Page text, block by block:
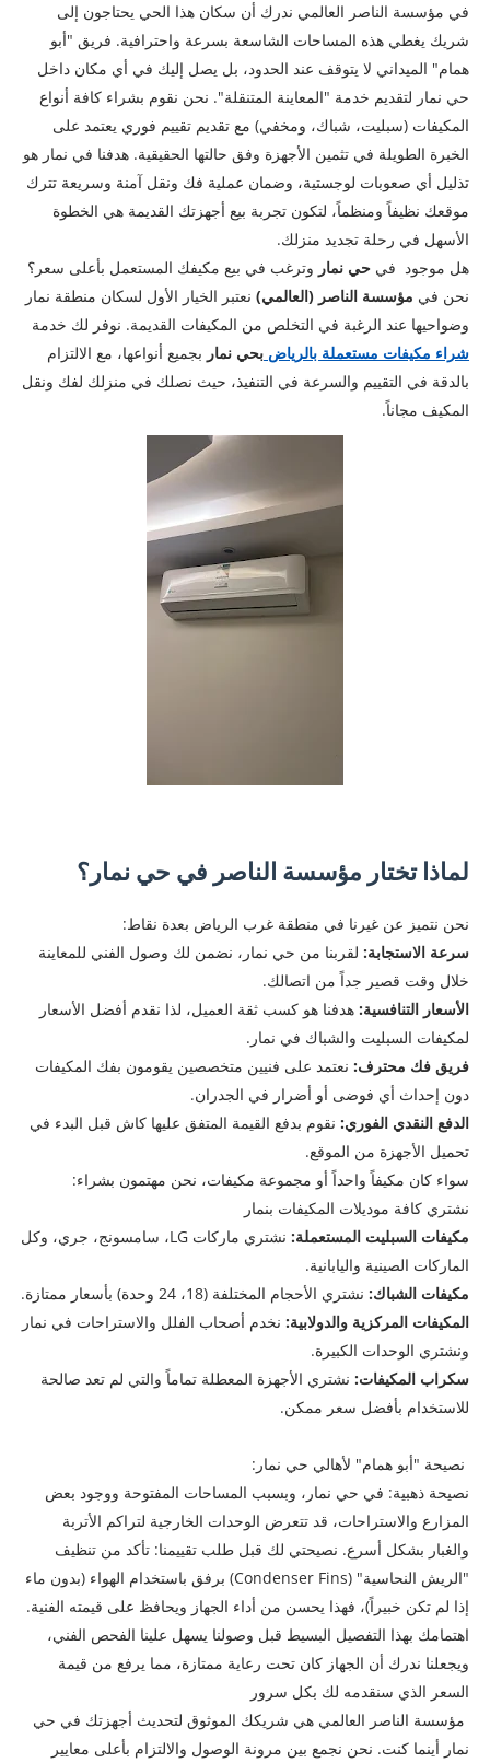
في مؤسسة الناصر العالمي ندرك أن سكان هذا الحي يحتاجون إلى
شريك يغطي هذه المساحات الشاسعة بسرعة واحترافية. فريق "أبو
همام" الميداني لا يتوقف عند الحدود، بل يصل إليك في أي مكان داخل
حي نمار لتقديم خدمة "المعاينة المتنقلة". نحن نقوم بشراء كافة أنواع
المكيفات (سبليت، شباك، ومخفي) مع تقديم تقييم فوري يعتمد على
الخبرة الطويلة في تثمين الأجهزة وفق حالتها الحقيقية. هدفنا في نمار هو
تذليل أي صعوبات لوجستية، وضمان عملية فك ونقل آمنة وسريعة تترك
موقعك نظيفاً ومنظماً، لتكون تجربة بيع أجهزتك القديمة هي الخطوة
الأسهل في رحلة تجديد منزلك.
هل موجود في حي نمار وترغب في بيع مكيفك المستعمل بأعلى سعر؟
نحن في مؤسسة الناصر (العالمي)نعتبر الخيار الأول لسكان منطقة نمار
وضواحيها عند الرغبة في التخلص من المكيفات القديمة. نوفر لك خدمة
شراء مكيفات مستعملة بالرياض بحي نمار بجميع أنواعها، مع الالتزام
بالدقة في التقييم والسرعة في التنفيذ، حيث نصلك في منزلك لفك ونقل
المكيف مجاناً.
لماذا تختار مؤسسة الناصر في حي نمار؟
نحن نتميز عن غيرنا في منطقة غرب الرياض بعدة نقاط:
سرعة الاستجابة:لقربنا من حي نمار، نضمن لك وصول الفني للمعاينة
خلال وقت قصير جداً من اتصالك.
الأسعار التنافسية:هدفنا هو كسب ثقة العميل، لذا نقدم أفضل الأسعار
لمكيفات السبليت والشباك في نمار.
فريق فك محترف:نعتمد على فنيين متخصصين يقومون بفك المكيفات
دون إحداث أي فوضى أو أضرار في الجدران.
الدفع النقدي الفوري:نقوم بدفع القيمة المتفق عليها كاش قبل البدء في
تحميل الأجهزة من الموقع.
سواء كان مكيفاً واحداً أو مجموعة مكيفات، نحن مهتمون بشراء:
نشتري كافة موديلات المكيفات بنمار
مكيفات السبليت المستعملة:
نشتري ماركات LG، سامسونج، جري، وكل
الماركات الصينية واليابانية.
مكيفات الشباك:نشتري الأحجام المختلفة (18، 24 وحدة) بأسعار ممتازة.
المكيفات المركزية والدولابية:نخدم أصحاب الفلل والاستراحات في نمار
ونشتري الوحدات الكبيرة.
سكراب المكيفات:نشتري الأجهزة المعطلة تماماً والتي لم تعد صالحة
للاستخدام بأفضل سعر ممكن.
نصيحة "أبو همام" لأهالي حي نمار:
​نصيحة ذهبية: في حي نمار، وبسبب المساحات المفتوحة ووجود بعض
المزارع والاستراحات، قد تتعرض الوحدات الخارجية لتراكم الأتربة
والغبار بشكل أسرع. نصيحتي لك قبل طلب تقييمنا: تأكد من تنظيف
"الريش النحاسية" (Condenser Fins) برفق باستخدام الهواء (بدون ماء
إذا لم تكن خبيراً)، فهذا يحسن من أداء الجهاز ويحافظ على قيمته الفنية.
اهتمامك بهذا التفصيل البسيط قبل وصولنا يسهل علينا الفحص الفني،
ويجعلنا ندرك أن الجهاز كان تحت رعاية ممتازة، مما يرفع من قيمة
السعر الذي سنقدمه لك بكل سرور
مؤسسة الناصر العالمي هي شريكك الموثوق لتحديث أجهزتك في حي
نمار أينما كنت. نحن نجمع بين مرونة الوصول والالتزام بأعلى معايير